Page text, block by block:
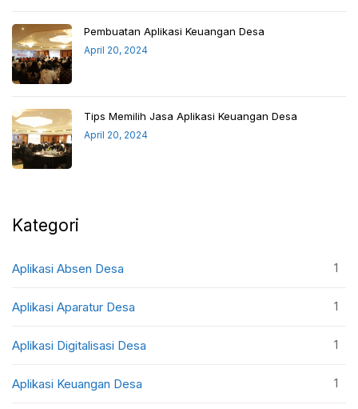
Pembuatan Aplikasi Keuangan Desa
April 20, 2024
Tips Memilih Jasa Aplikasi Keuangan Desa
April 20, 2024
Kategori
Aplikasi Absen Desa 1
Aplikasi Aparatur Desa 1
Aplikasi Digitalisasi Desa 1
Aplikasi Keuangan Desa 1